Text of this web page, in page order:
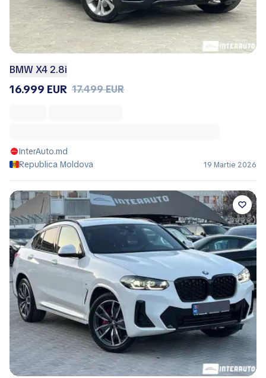
BMW X4 2.8i
16.999 EUR 17.499 EUR
InterAuto.md
Republica Moldova
19 Martie 2026